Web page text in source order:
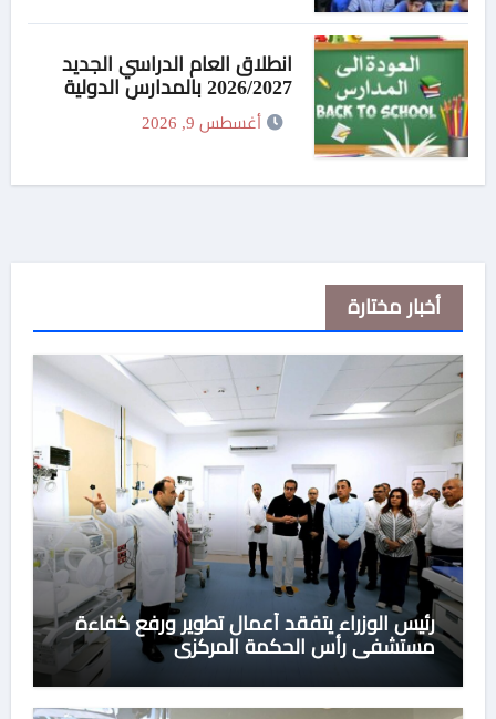
انطلاق العام الدراسي الجديد
2026/2027 بالمدارس الدولية
وضوابط حاسمة بشأن
المصروفات واللغة العربية
أغسطس 9, 2026
أخبار مختارة
رئيس الوزراء يتفقد أعمال تطوير ورفع كفاءة
مستشفى رأس الحكمة المركزي